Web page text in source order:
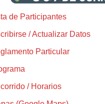
de Participantes
/ Actualizar Datos
Particular
/ Horarios